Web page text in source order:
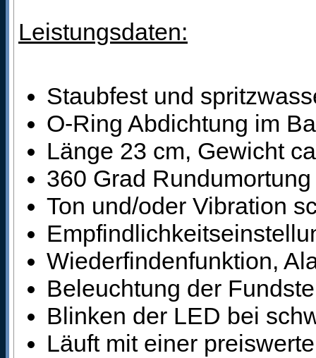
Leistungsdaten:
Staubfest und
O-Ring Abdichtung im
Länge 23 cm, Gewicht
360 Grad Rundumortung
Ton und/oder Vibration
Wiederfindenfunktion,
Beleuchtung der
Blinken der LED bei
Läuft mit einer